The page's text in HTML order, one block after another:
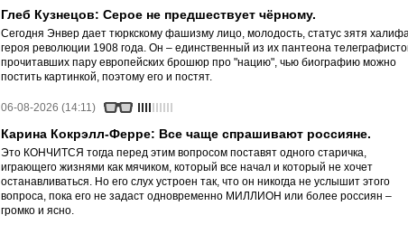
Глеб Кузнецов: Серое не предшествует чёрному.
Сегодня Энвер дает тюркскому фашизму лицо, молодость, статус зятя
героя революции 1908 года. Он – единственный из их пантеона
прочитавших пару европейских брошюр про "нацию", чью биографию можно
постить картинкой, поэтому его и постят.
06-08-2026 (14:11)
Карина Кокрэлл-Ферре: Все чаще спрашивают россияне.
Это КОНЧИТСЯ тогда перед этим вопросом поставят одного старичка,
играющего жизнями как мячиком, который все начал и который не хочет
останавливаться. Но его слух устроен так, что он никогда не услышит этого
вопроса, пока его не задаст одновременно МИЛЛИОН или более россиян –
громко и ясно.